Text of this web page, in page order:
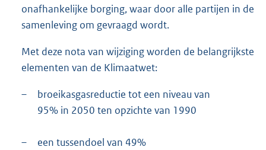
onafhankelijke borging, waar door alle partijen in de
samenleving om gevraagd wordt.
Met deze nota van wijziging worden de belangrijkste
elementen van de Klimaatwet:
–
broeikasgasreductie tot een niveau van
95% in 2050 ten opzichte van 1990
–
een tussendoel van 49%